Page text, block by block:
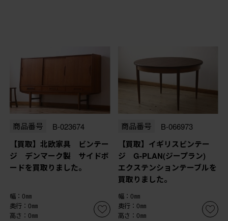
商品番号 B-023674
【買取】北欧家具 ビンテー
ジ デンマーク製 サイドボ
ードを買取りました。
幅：0㎜
奥行：0㎜
高さ：0㎜
商品番号 B-066973
【買取】イギリスビンテー
ジ G-PLAN(ジープラン)
エクステンションテーブルを
買取りました。
幅：0㎜
奥行：0㎜
高さ：0㎜